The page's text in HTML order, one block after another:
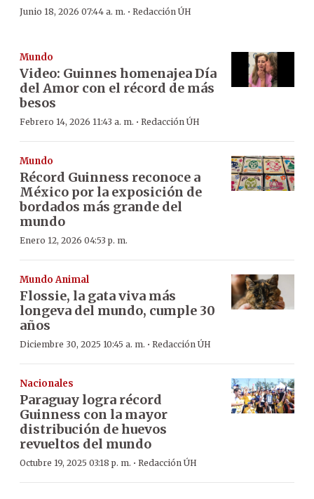
Junio 18, 2026 07:44 a. m. · Redacción ÚH
Mundo
Video: Guinnes homenajea Día
del Amor con el récord de más
besos
Febrero 14, 2026 11:43 a. m. · Redacción ÚH
Mundo
Récord Guinness reconoce a
México por la exposición de
bordados más grande del
mundo
Enero 12, 2026 04:53 p. m.
Mundo Animal
Flossie, la gata viva más
longeva del mundo, cumple 30
años
Diciembre 30, 2025 10:45 a. m. · Redacción ÚH
Nacionales
Paraguay logra récord
Guinness con la mayor
distribución de huevos
revueltos del mundo
Octubre 19, 2025 03:18 p. m. · Redacción ÚH